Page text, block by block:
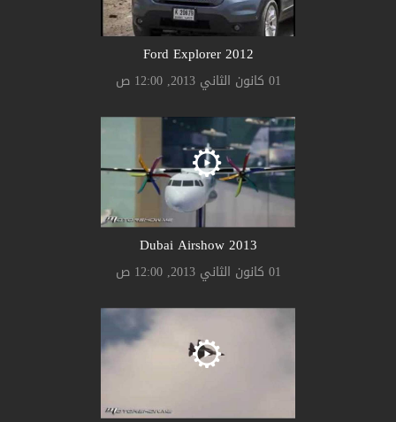
2012 Ford Explorer
01 كانون الثاني 2013, 12:00 ص
2013 Dubai Airshow
01 كانون الثاني 2013, 12:00 ص